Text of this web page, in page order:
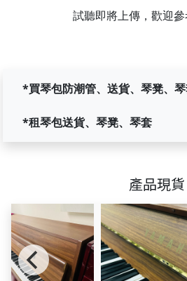
試聽即將上傳，歡迎
*買琴包防潮管、送貨、琴凳、
*租琴包送貨、琴凳、琴套
產品現貨